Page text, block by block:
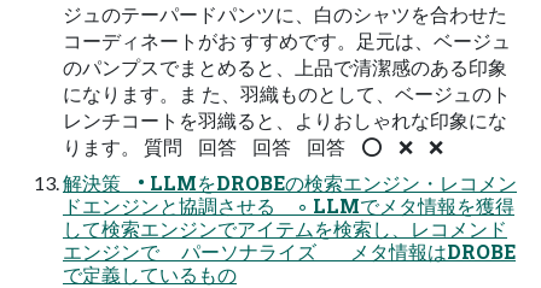
ジュのテーパードパンツに、白のシャツを合わせた
コーディネートがお すすめです。足元は、ベージュ
のパンプスでまとめると、上品で清潔感のある印象
になります。ま た、羽織ものとして、ベージュのト
レンチコートを羽織ると、よりおしゃれな印象にな
ります。 質問 回答 回答 回答 ⭕ ❌ ❌
解決策 • LLMをDROBEの検索エンジン・レコメン
ドエンジンと協調させる ◦ LLMでメタ情報を獲得
して検索エンジンでアイテムを検索し、レコメンド
エンジンで パーソナライズ メタ情報はDROBE
で定義しているもの